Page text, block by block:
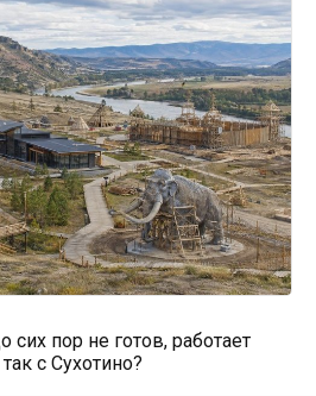
сих пор не готов, работает
с Сухотино?